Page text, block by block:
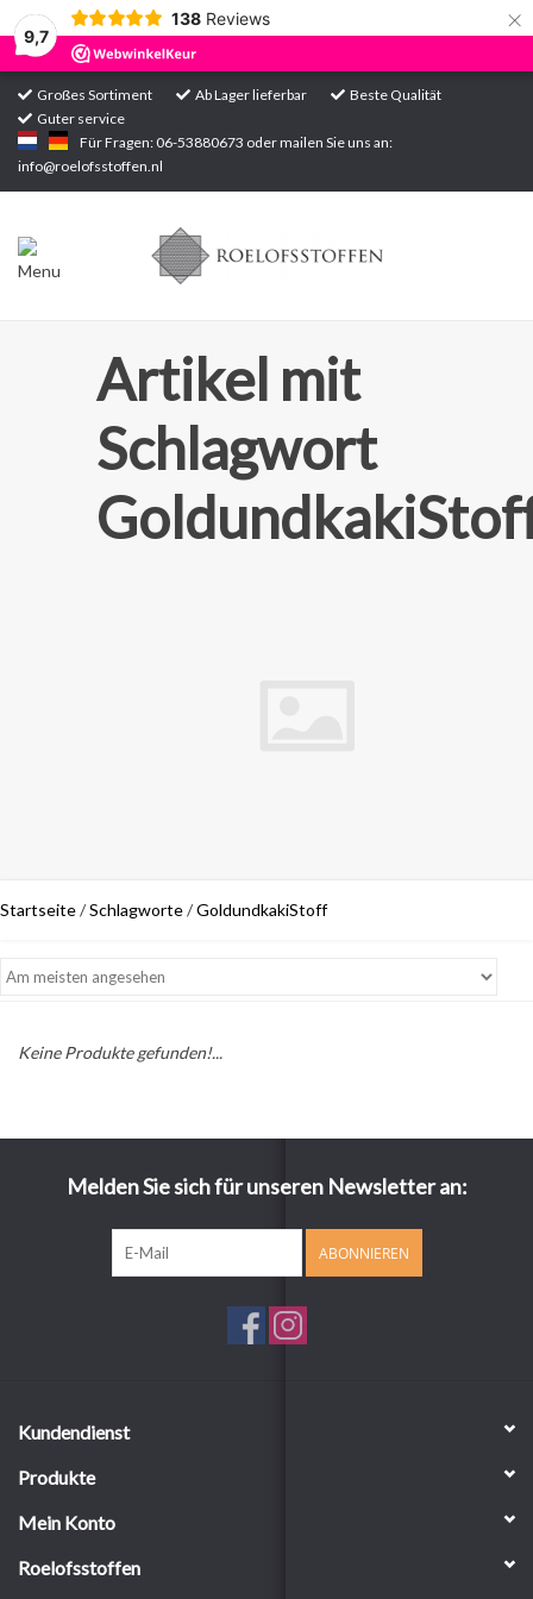
9,7
138 Reviews ×
Großes Sortiment Ab Lager lieferbar
Beste Qualität
Guter service
Für Fragen: 06-53880673 oder mailen Sie uns an:
info@roelofsstoffen.nl
Startseite
Sortiment
Artikel mit
Schlagwort
Startseite/Schlagworte/GoldundkakiStoff
Keine Produkte gefunden!...
Melden Sie sich für unseren Newsletter an:
ABONNIEREN
Kundendienst
Produkte
Mein Konto
Roelofsstoffen